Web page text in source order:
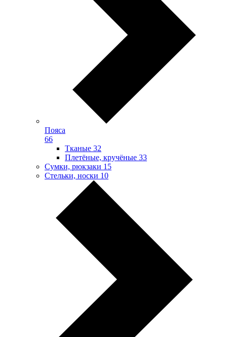
Пояса
66
Тканые 32
Плетёные, кручёные 33
Сумки, рюкзаки 15
Стельки, носки 10